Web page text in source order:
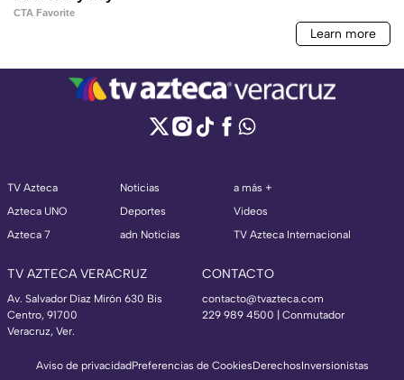
TV Azteca
Azteca UNO
Azteca 7
Noticias
Deportes
adn Noticias
a más +
Videos
TV Azteca Internacional
TV AZTECA VERACRUZ
Av. Salvador Díaz Mirón 630 Bis
Centro, 91700
Veracruz, Ver.
CONTACTO
contacto@tvazteca.com
229 989 4500 | Conmutador
Aviso de privacidadPreferencias de CookiesDerechosInversionistas